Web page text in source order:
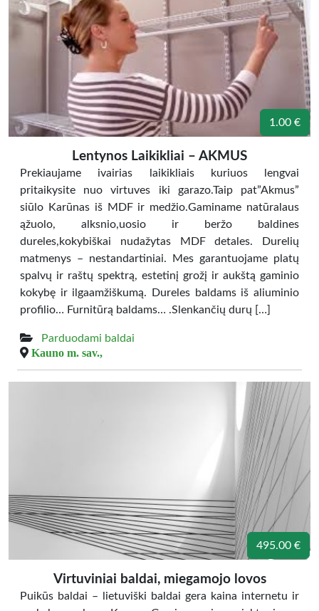
1.00 €
Lentynos Laikikliai – AKMUS
Prekiaujame ivairias laikikliais kuriuos lengvai
pritaikysite nuo virtuves iki garazo.Taip pat”Akmus”
siūlo Karūnas iš MDF ir medžio.Gaminame natūralaus
ąžuolo, alksnio,uosio ir beržo baldines
dureles,kokybiškai nudažytas MDF detales. Durelių
matmenys – nestandartiniai. Mes garantuojame platų
spalvų ir raštų spektrą, estetinį grožį ir aukštą gaminio
kokybę ir ilgaamžiškumą. Dureles baldams iš aliuminio
profilio… Furnitūrą baldams… .Slenkančių durų […]
Parduodami baldai
Kauno m. sav.,
495.00 €
Virtuviniai baldai, miegamojo lovos
Puikūs baldai – lietuviški baldai gera kaina internetu ir